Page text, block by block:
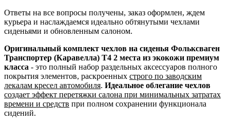
Ответы на все вопросы получены, заказ оформлен, ждем
курьера и наслаждаемся идеально обтянутыми чехлами
сиденьями и обновленным салоном.
Оригинальный комплект чехлов на сиденья Фольксваген
Транспортер (Каравелла) Т4 2 места из экокожи премиум
класса - это полный набор раздельных аксессуаров полного
покрытия элементов, раскроенных строго по заводским
лекалам кресел автомобиля. Идеальное облегание чехлов
создает эффект перетяжки салона при минимальных затратах
времени и средств при полном сохранении функционала
сидений.